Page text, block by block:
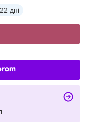
22 дні